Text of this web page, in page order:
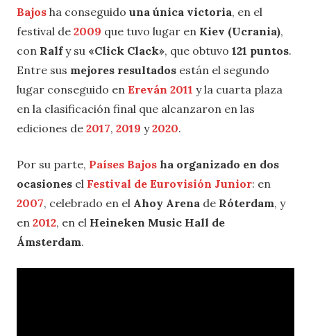
Bajos ha conseguido una única victoria, en el
festival de 2009 que tuvo lugar en Kiev (Ucrania),
con Ralfy su «Click Clack», que obtuvo 121 puntos.
Entre sus mejores resultados están el segundo
lugar conseguido en Ereván 2011 y la cuarta plaza
en la clasificación final que alcanzaron en las
ediciones de 2017, 2019 y2020.
Por su parte, Países Bajos ha organizado en dos
ocasiones el Festival de Eurovisión Junior: en
2007, celebrado en el Ahoy Arena de Róterdam, y
en 2012, en el Heineken Music Hall de
Ámsterdam.